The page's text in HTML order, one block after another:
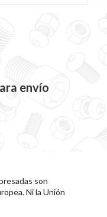
envío
son
Ni la Unión